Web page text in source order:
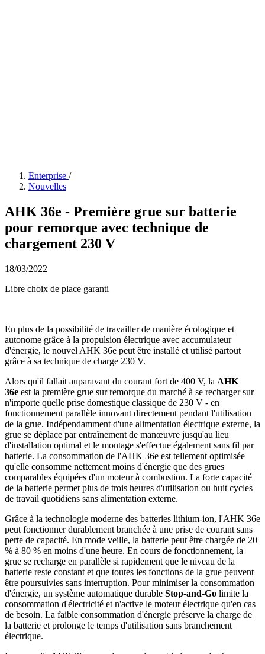
Enterprise /
Nouvelles
AHK 36e - Première grue sur batterie
pour remorque avec technique de
chargement 230 V
18/03/2022
Libre choix de place garanti
En plus de la possibilité de travailler de manière écologique et
autonome grâce à la propulsion électrique avec accumulateur
d'énergie, le nouvel AHK 36e peut être installé et utilisé partout
grâce à sa technique de charge 230 V.
Alors qu'il fallait auparavant du courant fort de 400 V, la AHK
36e est la première grue sur remorque du marché à se recharger sur
n'importe quelle prise domestique classique de 230 V - en
fonctionnement parallèle innovant directement pendant l'utilisation
de la grue. Indépendamment d'une alimentation électrique externe, la
grue se déplace par entraînement de manœuvre jusqu'au lieu
d'installation optimal et le montage s'effectue également sans fil par
batterie. La consommation de l'AHK 36e est tellement optimisée
qu'elle consomme nettement moins d'énergie que des grues
comparables équipées d'un moteur à combustion. La forte capacité
de la batterie permet plus de trois heures d'utilisation ou huit cycles
de travail quotidiens sans alimentation externe.
Grâce à la technologie moderne des batteries lithium-ion, l'AHK 36e
peut fonctionner durablement branchée à une prise de courant sans
perte de capacité. En mode veille, la batterie peut être chargée de 20
% à 80 % en moins d'une heure. En cours de fonctionnement, la
grue se recharge en parallèle si rapidement que le niveau de la
batterie reste constant et que toutes les fonctions de la grue peuvent
être poursuivies sans interruption. Pour minimiser la consommation
d'énergie, un système automatique durable Stop-and-Go limite la
consommation d'électricité et n'active le moteur électrique qu'en cas
de besoin. La faible consommation d'énergie préserve la charge de
la batterie et prolonge le temps d'utilisation sans branchement
électrique.